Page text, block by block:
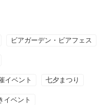
ビアガーデン・ビアフェス
イベント 七夕まつり
イベント